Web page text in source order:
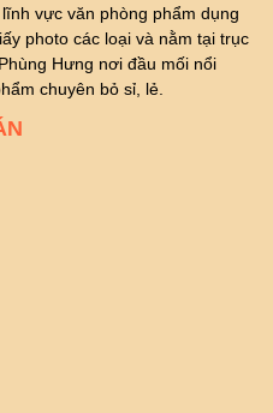
vực văn phòng phẩm dụng
photo các loại và nằm tại trục
Hưng nơi đầu mối nổi
chuyên bỏ sỉ, lẻ.